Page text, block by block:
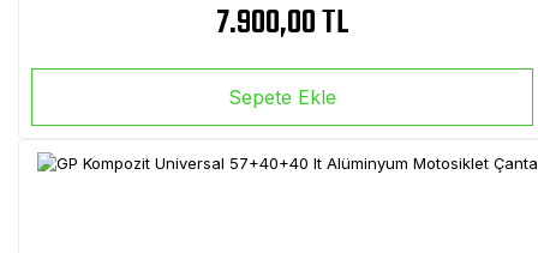
7.900,00 TL
Sepete Ekle